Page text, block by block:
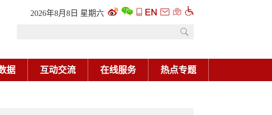
2026年8月8日 星期六
据 互动交流 在线服务 热点专题